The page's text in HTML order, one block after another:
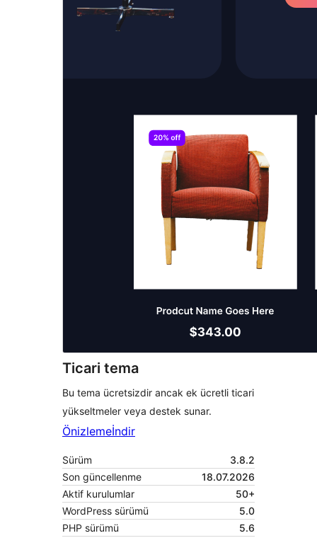
Ticari tema
Bu tema ücretsizdir ancak ek ücretli ticari
yükseltmeler veya destek sunar.
Önizlemeİndir
Sürüm
3.8.2
Son güncellenme
18.07.2026
Aktif kurulumlar
50+
WordPress sürümü
5.0
PHP sürümü
5.6